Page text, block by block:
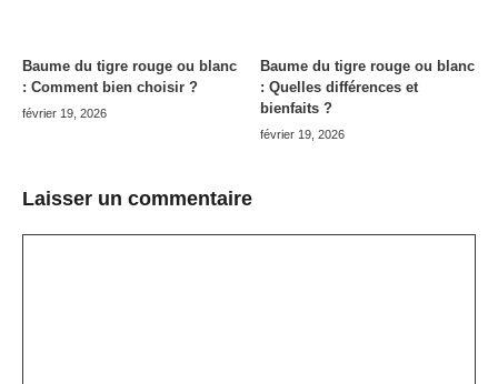
Baume du tigre rouge ou blanc
: Comment bien choisir ?
février 19, 2026
Baume du tigre rouge ou blanc
: Quelles différences et
bienfaits ?
février 19, 2026
Laisser un commentaire